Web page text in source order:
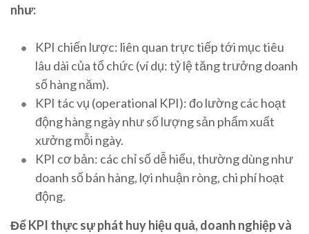
như:
KPI chiến lược: liên quan trực tiếp tới mục tiêu
lâu dài của tổ chức (ví dụ: tỷ lệ tăng trưởng doanh
số hàng năm).
KPI tác vụ (operational KPI): đo lường các hoạt
động hàng ngày như số lượng sản phẩm xuất
xưởng mỗi ngày.
KPI cơ bản: các chỉ số dễ hiểu, thường dùng như
doanh số bán hàng, lợi nhuận ròng, chi phí hoạt
động.
Để KPI thực sự phát huy hiệu quả, doanh nghiệp và